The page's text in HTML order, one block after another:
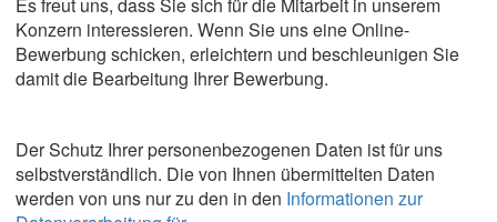
Es freut uns, dass Sie sich für die Mitarbeit in unserem
Konzern interessieren. Wenn Sie uns eine Online-
Bewerbung schicken, erleichtern und beschleunigen Sie
damit die Bearbeitung Ihrer Bewerbung.
Der Schutz Ihrer personenbezogenen Daten ist für uns
selbstverständlich. Die von Ihnen übermittelten Daten
werden von uns nur zu den in den Informationen zur